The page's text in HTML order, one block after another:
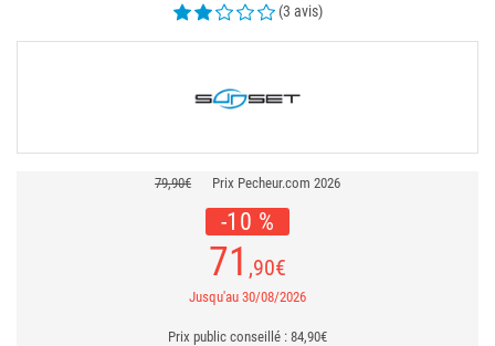
(3 avis)
79,90€ Prix Pecheur.com 2026
-10 %
71 ,90€
Jusqu'au 30/08/2026
Prix public conseillé : 84,90€